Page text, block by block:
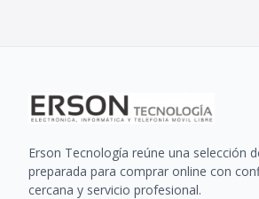
Erson Tecnología reúne una selección
preparada para comprar online con
cercana y servicio profesional.